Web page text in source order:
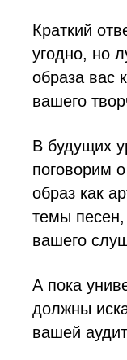
Краткий
угодно, но
образа вас
вашего
В будущих
поговорим
образ как
темы песен,
вашего
А пока
должны
вашей